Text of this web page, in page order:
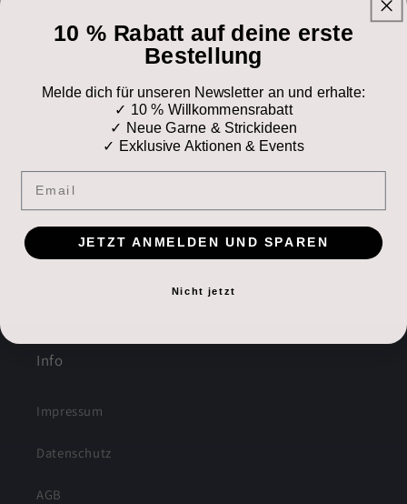
Maschenprobe: 10x10
Reihen: 28
Nadelstärke von 2,5 bis 3,5mm
Info
Impressum
Datenschutz
AGB
10 % Rabatt auf deine erste
Bestellung
Melde dich für unseren Newsletter an und erhalte:
✓ 10 % Willkommensrabatt
✓ Neue Garne & Strickideen
✓ Exklusive Aktionen & Events
JETZT ANMELDEN UND SPAREN
Nicht jetzt